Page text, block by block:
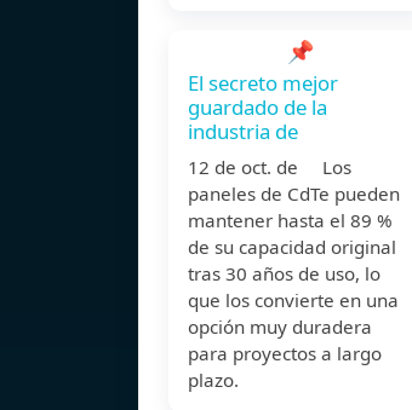
📌
El secreto mejor
guardado de la
industria de
12 de oct. de Los
paneles de CdTe pueden
mantener hasta el 89 %
de su capacidad original
tras 30 años de uso, lo
que los convierte en una
opción muy duradera
para proyectos a largo
plazo.